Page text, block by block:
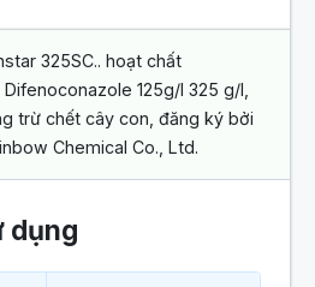
325SC.. hoạt chất
125g/l 325 g/l,
trừ chết cây con, đăng ký bởi
Chemical Co., Ltd.
dụng